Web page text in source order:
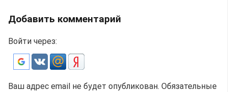
Добавить комментарий
Войти через:
Ваш адрес email не будет опубликован. Обязательные